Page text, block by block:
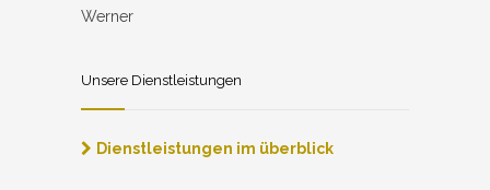
Werner
Unsere Dienstleistungen
Dienstleistungen im überblick